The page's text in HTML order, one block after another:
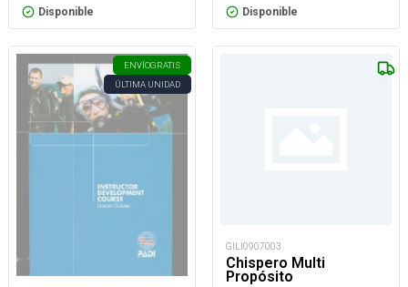
Disponible Disponible
ENVÍOGRATIS
ÚLTIMA UNIDAD
GILI0907003
Chispero Multi
Propósito